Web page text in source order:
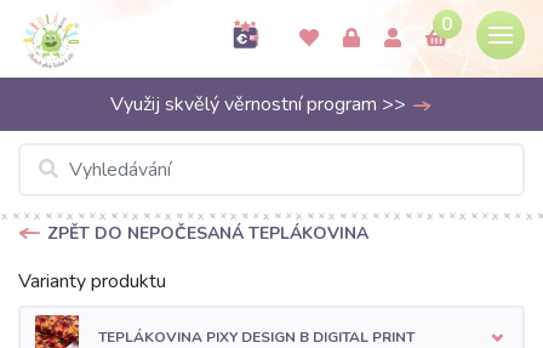
0
Využij skvělý věrnostní program >>
ZPĚT DO NEPOČESANÁ TEPLÁKOVINA
Varianty produktu
TEPLÁKOVINA PIXY DESIGN B DIGITAL PRINT